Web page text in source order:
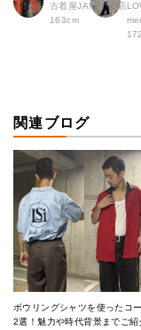
古着屋JAM 仙台店
163cm
関連ブログ
ボウリングシャツを使ったコ
2選！魅力や時代背景までご紹